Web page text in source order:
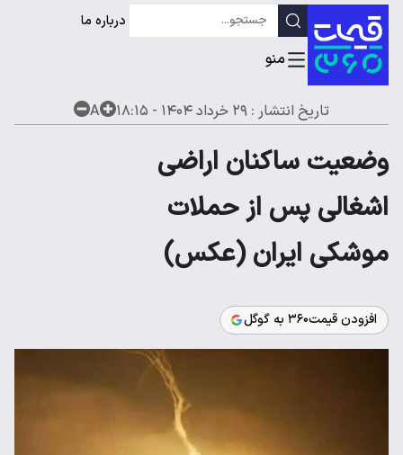
درباره ما
تاریخ انتشار : ۲۹ خرداد ۱۴۰۴ - ۱۸:۱۵ A
وضعیت ساکنان اراضی
اشغالی پس از حملات
موشکی ایران (عکس)
افزودن قیمت۳۶۰ به گوگل